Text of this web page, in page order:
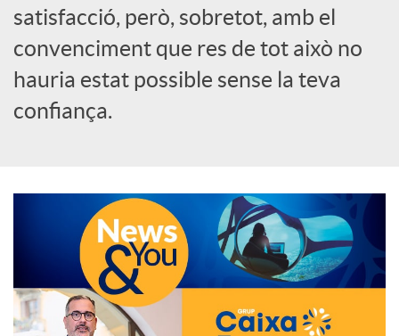
c
i
l
s
satisfacció, però, sobretot, amb el
convenciment que res de tot això no
hauria estat possible sense la teva
confiança.